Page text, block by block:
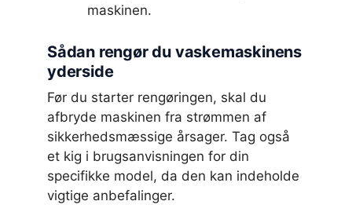
maskinen.
Sådan rengør du vaskemaskinens
yderside
Før du starter rengøringen, skal du
afbryde maskinen fra strømmen af
sikkerhedsmæssige årsager. Tag også
et kig i brugsanvisningen for din
specifikke model, da den kan indeholde
vigtige anbefalinger.